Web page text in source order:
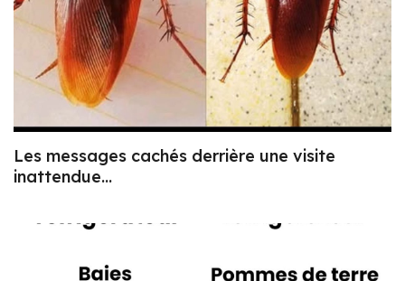
Les messages cachés derrière une visite
inattendue…